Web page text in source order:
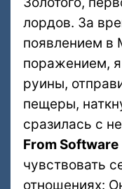
лордов. За
появлением в
поражением,
руины,
пещеры,
сразилась с
From Software
чувствовать
отношениях: